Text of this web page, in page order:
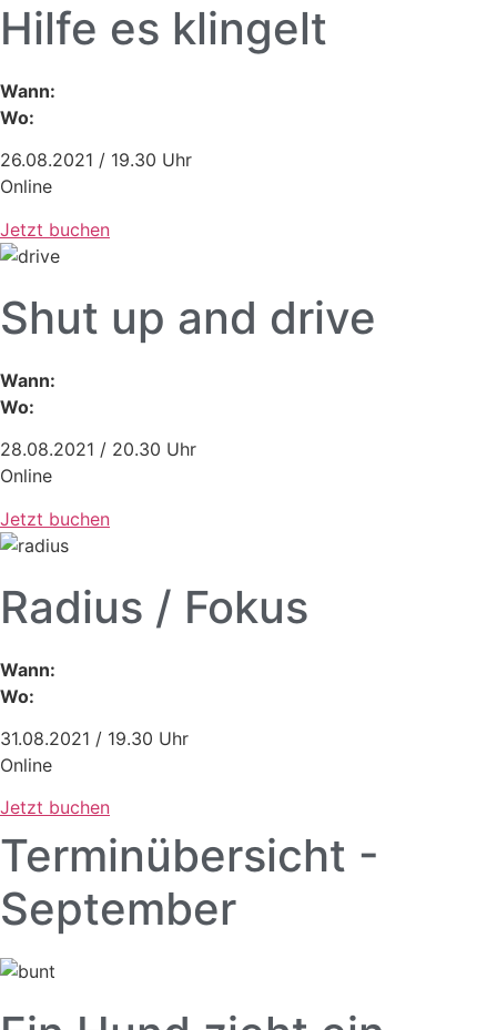
Hilfe es klingelt
Wann:
Wo:
26.08.2021 / 19.30 Uhr
Online
Jetzt buchen
Shut up and drive
Wann:
Wo:
28.08.2021 / 20.30 Uhr
Online
Jetzt buchen
Radius / Fokus
Wann:
Wo:
31.08.2021 / 19.30 Uhr
Online
Jetzt buchen
Terminübersicht -
September